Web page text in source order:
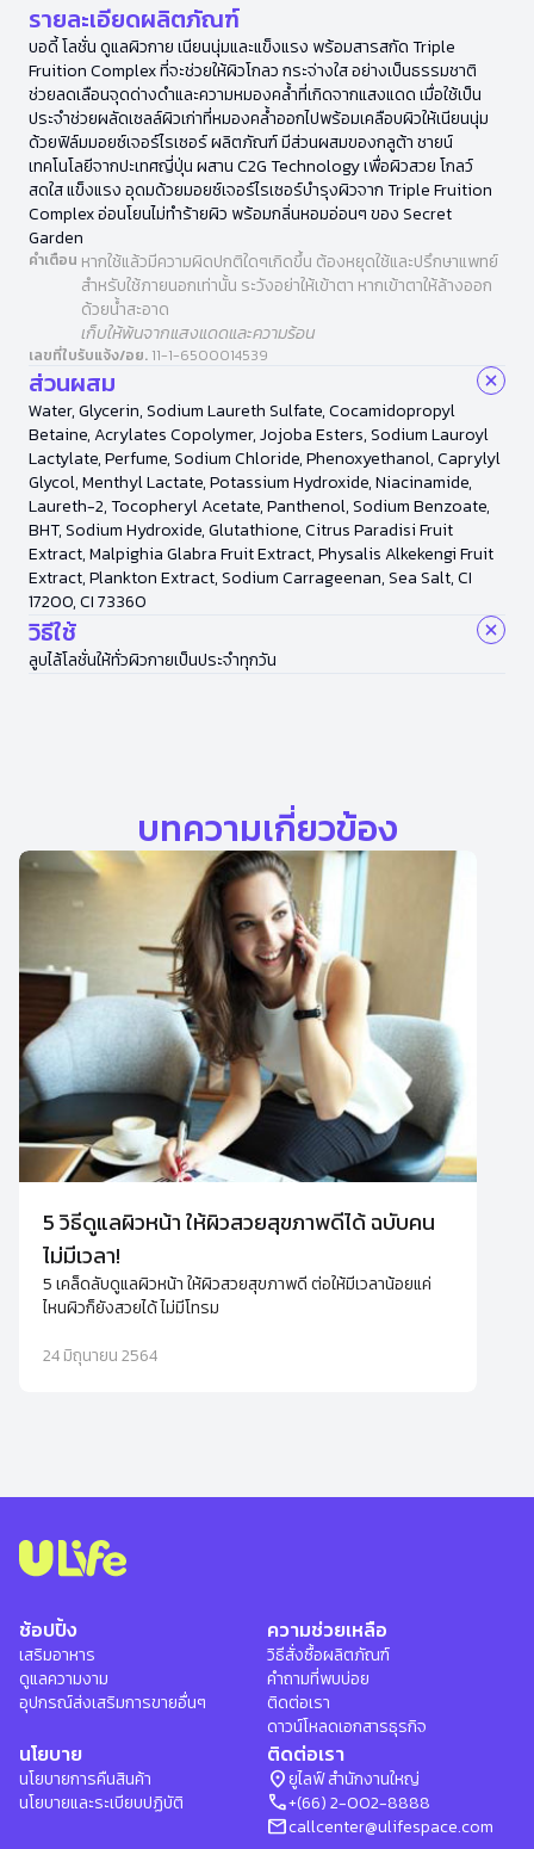
รายละเอียดผลิตภัณฑ์
บอดี้ โลชั่น ดูแลผิวกาย เนียนนุ่มและแข็งแรง พร้อมสารสกัด Triple
Fruition Complex ที่จะช่วยให้ผิวโกลว กระจ่างใส อย่างเป็นธรรมชาติ
ช่วยลดเลือนจุดด่างดำและความหมองคล้ำที่เกิดจากแสงแดด เมื่อใช้เป็น
ประจำช่วยผลัดเซลล์ผิวเก่าที่หมองคล้ำออกไปพร้อมเคลือบผิวให้เนียนนุ่ม
ด้วยฟิล์มมอยซ์เจอร์ไรเซอร์ ผลิตภัณฑ์ มีส่วนผสมของกลูต้า ชายน์
เทคโนโลยีจากปะเทศญี่ปุ่น ผสาน C2G Technology เพื่อผิวสวย โกลว์
สดใส แข็งแรง อุดมด้วยมอยซ์เจอร์ไรเซอร์บำรุงผิวจาก Triple Fruition
Complex อ่อนโยนไม่ทำร้ายผิว พร้อมกลิ่นหอมอ่อนๆ ของ Secret
Garden
คำเตือน หากใช้แล้วมีความผิดปกติใดๆเกิดขึ้น ต้องหยุดใช้และปรึกษาแพทย์
สำหรับใช้ภายนอกเท่านั้น ระวังอย่าให้เข้าตา หากเข้าตาให้ล้างออก
ด้วยน้ำสะอาด
เก็บให้พ้นจากแสงแดดและความร้อน
เลขที่ใบรับแจ้ง/อย. 11-1-6500014539
ส่วนผสม
Water, Glycerin, Sodium Laureth Sulfate, Cocamidopropyl
Betaine, Acrylates Copolymer, Jojoba Esters, Sodium Lauroyl
Lactylate, Perfume, Sodium Chloride, Phenoxyethanol, Caprylyl
Glycol, Menthyl Lactate, Potassium Hydroxide, Niacinamide,
Laureth-2, Tocopheryl Acetate, Panthenol, Sodium Benzoate,
BHT, Sodium Hydroxide, Glutathione, Citrus Paradisi Fruit
Extract, Malpighia Glabra Fruit Extract, Physalis Alkekengi Fruit
Extract, Plankton Extract, Sodium Carrageenan, Sea Salt, CI
17200, CI 73360
วิธีใช้
ลูบไล้โลชั่นให้ทั่วผิวกายเป็นประจำทุกวัน
บทความเกี่ยวข้อง
5 วิธีดูแลผิวหน้า ให้ผิวสวยสุขภาพดีได้ ฉบับคน
ไม่มีเวลา!
5 เคล็ดลับดูแลผิวหน้า ให้ผิวสวยสุขภาพดี ต่อให้มีเวลาน้อยแค่
ไหนผิวก็ยังสวยได้ ไม่มีโทรม
24 มิถุนายน 2564
ช้อปปิ้ง
เสริมอาหาร
ดูแลความงาม
อุปกรณ์ส่งเสริมการขายอื่นๆ
ความช่วยเหลือ
วิธีสั่งซื้อผลิตภัณฑ์
คำถามที่พบบ่อย
ติดต่อเรา
ดาวน์โหลดเอกสารธุรกิจ
นโยบาย
นโยบายการคืนสินค้า
นโยบายและระเบียบปฏิบัติ
ติดต่อเรา
location_onยูไลฟ์ สำนักงานใหญ่
phone+(66) 2-002-8888
mailcallcenter@ulifespace.com